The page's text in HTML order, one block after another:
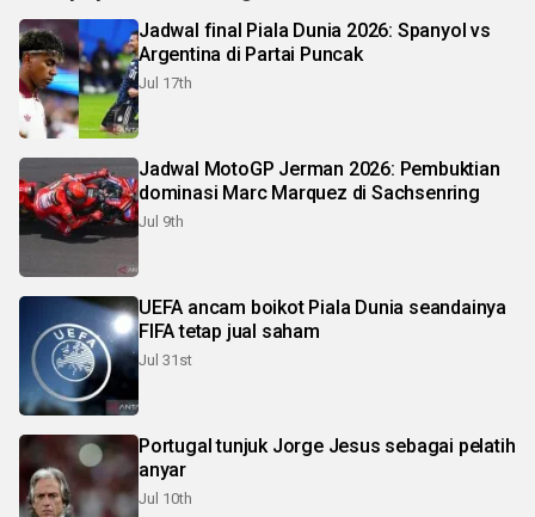
Jadwal final Piala Dunia 2026: Spanyol vs
Argentina di Partai Puncak
Jul 17th
Jadwal MotoGP Jerman 2026: Pembuktian
dominasi Marc Marquez di Sachsenring
Jul 9th
UEFA ancam boikot Piala Dunia seandainya
FIFA tetap jual saham
Jul 31st
Portugal tunjuk Jorge Jesus sebagai pelatih
anyar
Jul 10th